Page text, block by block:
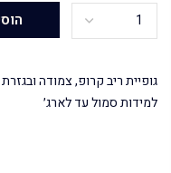
גופיית ריב קרופ, צמודה
למידות סמול עד לארג׳